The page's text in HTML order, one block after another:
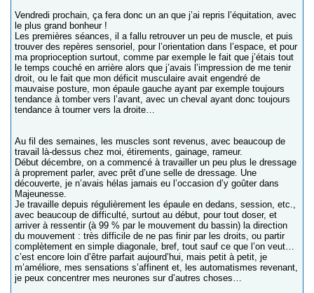
Vendredi prochain, ça fera donc un an que j’ai repris l’équitation, avec
le plus grand bonheur !
Les premières séances, il a fallu retrouver un peu de muscle, et puis
trouver des repères sensoriel, pour l’orientation dans l’espace, et pour
ma proprioception surtout, comme par exemple le fait que j’étais tout
le temps couché en arrière alors que j’avais l’impression de me tenir
droit, ou le fait que mon déficit musculaire avait engendré de
mauvaise posture, mon épaule gauche ayant par exemple toujours
tendance à tomber vers l’avant, avec un cheval ayant donc toujours
tendance à tourner vers la droite…
Au fil des semaines, les muscles sont revenus, avec beaucoup de
travail là-dessus chez moi, étirements, gainage, rameur.
Début décembre, on a commencé à travailler un peu plus le dressage
à proprement parler, avec prêt d’une selle de dressage. Une
découverte, je n’avais hélas jamais eu l’occasion d’y goûter dans
Majeunesse.
Je travaille depuis régulièrement les épaule en dedans, session, etc.,
avec beaucoup de difficulté, surtout au début, pour tout doser, et
arriver à ressentir (à 99 % par le mouvement du bassin) la direction
du mouvement : très difficile de ne pas finir par les droits, ou partir
complètement en simple diagonale, bref, tout sauf ce que l’on veut…
c’est encore loin d’être parfait aujourd’hui, mais petit à petit, je
m’améliore, mes sensations s’affinent et, les automatismes revenant,
je peux concentrer mes neurones sur d’autres choses…